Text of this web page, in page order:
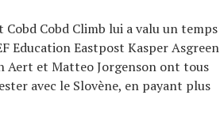
Cobd Cobd Climb lui a valu un temps
Education Eastpost Kasper Asgreen
Aert et Matteo Jorgenson ont tous
avec le Slovène, en payant plus